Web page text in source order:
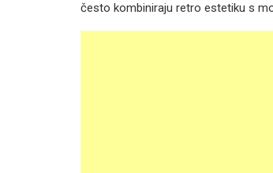
često kombiniraju retro estetiku s